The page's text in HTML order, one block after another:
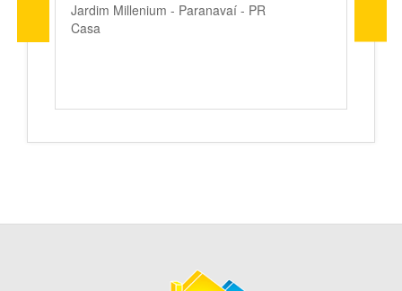
Jardim Millenium - Paranavaí - PR
Casa